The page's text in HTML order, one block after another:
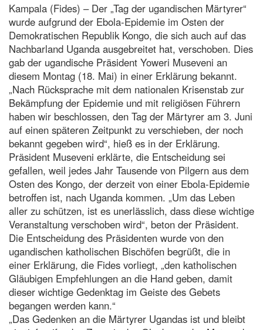
Kampala (Fides) – Der „Tag der ugandischen Märtyrer“
wurde aufgrund der Ebola-Epidemie im Osten der
Demokratischen Republik Kongo, die sich auch auf das
Nachbarland Uganda ausgebreitet hat, verschoben. Dies
gab der ugandische Präsident Yoweri Museveni an
diesem Montag (18. Mai) in einer Erklärung bekannt.
„Nach Rücksprache mit dem nationalen Krisenstab zur
Bekämpfung der Epidemie und mit religiösen Führern
haben wir beschlossen, den Tag der Märtyrer am 3. Juni
auf einen späteren Zeitpunkt zu verschieben, der noch
bekannt gegeben wird“, hieß es in der Erklärung.
Präsident Museveni erklärte, die Entscheidung sei
gefallen, weil jedes Jahr Tausende von Pilgern aus dem
Osten des Kongo, der derzeit von einer Ebola-Epidemie
betroffen ist, nach Uganda kommen. „Um das Leben
aller zu schützen, ist es unerlässlich, dass diese wichtige
Veranstaltung verschoben wird“, beton der Präsident.
Die Entscheidung des Präsidenten wurde von den
ugandischen katholischen Bischöfen begrüßt, die in
einer Erklärung, die Fides vorliegt, „den katholischen
Gläubigen Empfehlungen an die Hand geben, damit
dieser wichtige Gedenktag im Geiste des Gebets
begangen werden kann.“
„Das Gedenken an die Märtyrer Ugandas ist und bleibt